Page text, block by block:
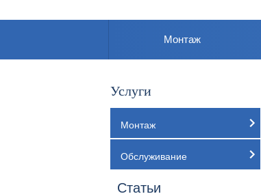
Монтаж
Услуги
Монтаж
Обслуживание
Статьи